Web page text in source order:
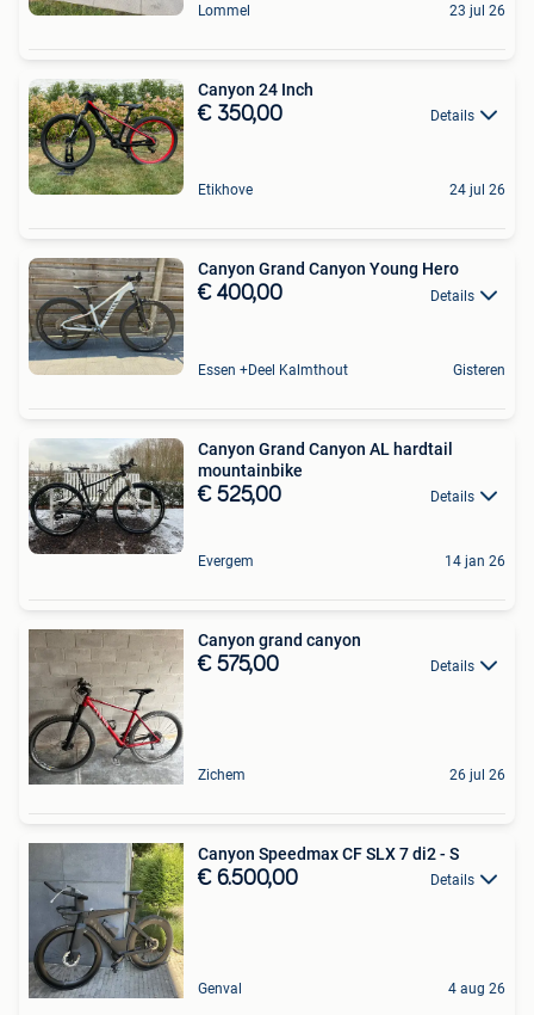
Lommel 23 jul 26
Canyon 24 Inch
€ 350,00 Details
Etikhove 24 jul 26
Canyon Grand Canyon Young Hero
€ 400,00 Details
Essen +Deel Kalmthout Gisteren
Canyon Grand Canyon AL hardtail
mountainbike
€ 525,00 Details
Evergem 14 jan 26
Canyon grand canyon
€ 575,00 Details
Zichem 26 jul 26
Canyon Speedmax CF SLX 7 di2 - S
€ 6.500,00 Details
Genval 4 aug 26